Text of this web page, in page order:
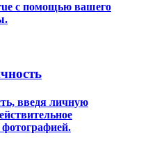
по фьючерсам
с помощью вашего
введя личную
фотографией.